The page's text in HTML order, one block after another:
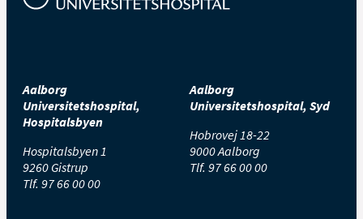
Aalborg
Universitetshospital,
Hospitalsbyen
Hospitalsbyen 1
9260 Gistrup
Tlf. 97 66 00 00
Aalborg
Universitetshospital, Syd
Hobrovej 18-22
9000 Aalborg
Tlf. 97 66 00 00